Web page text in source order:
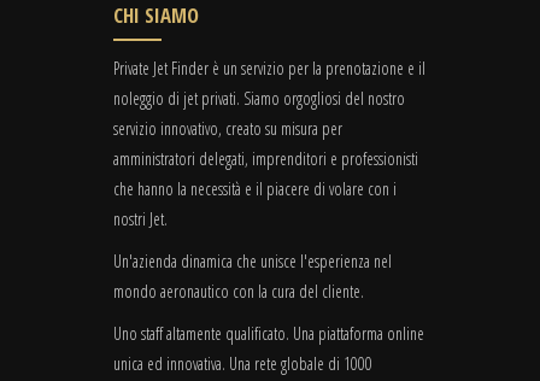
CHI SIAMO
Private Jet Finder è un servizio per la prenotazione e il
noleggio di jet privati. Siamo orgogliosi del nostro
servizio innovativo, creato su misura per
amministratori delegati, imprenditori e professionisti
che hanno la necessità e il piacere di volare con i
nostri Jet.
Un'azienda dinamica che unisce l'esperienza nel
mondo aeronautico con la cura del cliente.
Uno staff altamente qualificato. Una piattaforma online
unica ed innovativa. Una rete globale di 1000